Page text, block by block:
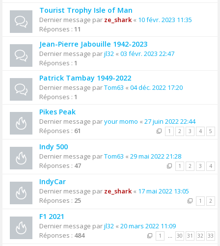
Tourist Trophy Isle of Man
Dernier message par ze_shark« 10 févr. 2023 11:35
Réponses : 11
Jean-Pierre Jabouille 1942-2023
Dernier message parjl32 « 03 févr. 2023 22:47
Réponses : 1
Patrick Tambay 1949-2022
Dernier message parTom63 « 04 déc. 2022 17:20
Réponses : 1
Pikes Peak
Dernier message paryour momo « 27 juin 2022 22:44
Réponses : 61 1 2 3 4 5
Indy 500
Dernier message parTom63 « 29 mai 2022 21:28
Réponses : 47 1 2 3 4
IndyCar
Dernier message par ze_shark« 17 mai 2022 13:05
Réponses : 25 1 2
F1 2021
Dernier message parjl32 « 20 mars 2022 11:09
Réponses : 484 1 … 30 31 32 33